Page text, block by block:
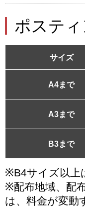
ポステ
サイズ
A4まで
A3まで
B3まで
※B4サイズ以上
※配布地域、配
は、料金が変動